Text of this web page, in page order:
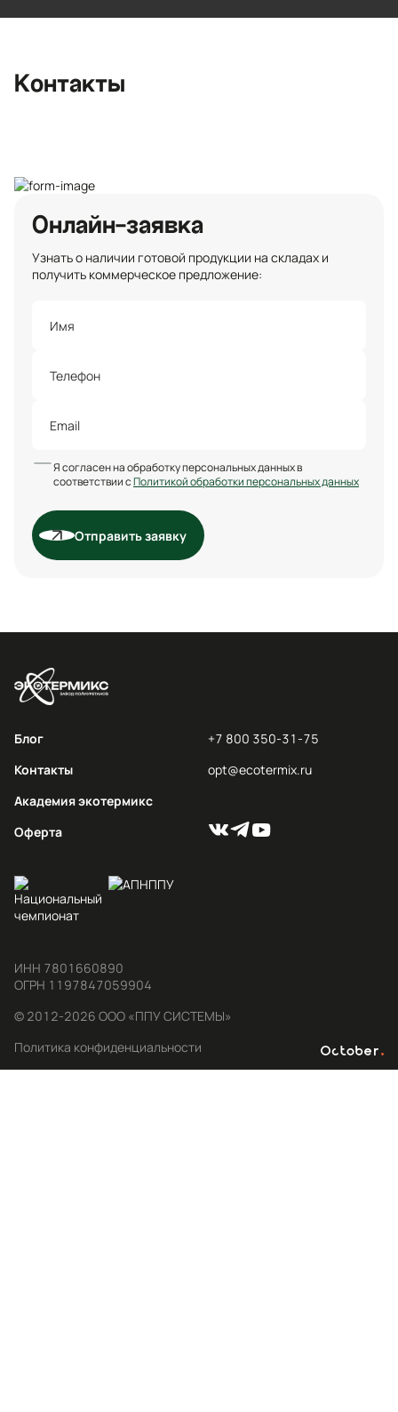
Контактыopt@ecotermix.ru
Онлайн-заявка
Узнать о наличии готовой продукции на складах и
получить коммерческое предложение:
Я согласен на обработку персональных данных в
соответствии сПолитикой обработки персональных данных
Отправить заявку
Блог
Контакты
Академия экотермикс
Оферта
+7 800 350-31-75
opt@ecotermix.ru
ИНН 7801660890
ОГРН 1197847059904
© 2012-2026 ООО «ППУ СИСТЕМЫ»
Политика конфиденциальности